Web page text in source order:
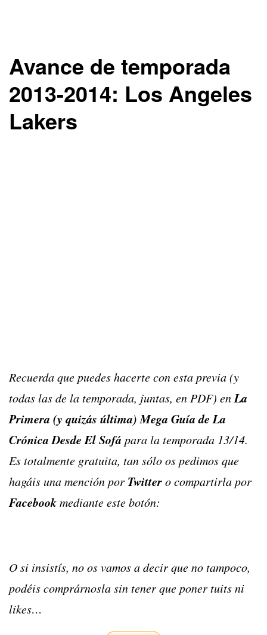
Avance de temporada
2013-2014: Los Angeles
Lakers
Recuerda que puedes hacerte con esta previa (y
todas las de la temporada, juntas, en PDF) enLa
Primera (y quizás última) Mega Guía de La
Crónica Desde El Sofá para la temporada 13/14.
Es totalmente gratuita, tan sólo os pedimos que
hagáis una mención por Twittero compartirla por
Facebookmediante este botón:
O si insistís, no os vamos a decir que no tampoco,
podéis comprárnosla sin tener que poner tuits ni
likes…